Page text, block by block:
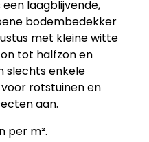
een laagblijvende,
bodembedekker
met kleine witte
tot halfzon en
slechts enkele
rotstuinen en
aan.
per m².